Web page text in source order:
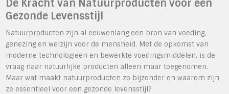
De Kracht van Natuurproducten voor een
Gezonde Levensstijl
Natuurproducten zijn al eeuwenlang een bron van voeding,
genezing en welzijn voor de mensheid. Met de opkomst van
moderne technologieën en bewerkte voedingsmiddelen, is de
vraag naar natuurlijke producten alleen maar toegenomen.
Maar wat maakt natuurproducten zo bijzonder en waarom zijn
ze essentieel voor een gezonde levensstijl?